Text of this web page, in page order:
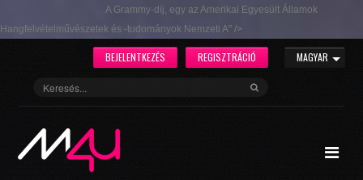
A Grammy-díj, egy az Amerikai Egyesült Államok
Hangfelvételművészetek és -tudományok Nemzeti A" />
MAGYAR
REGISZTRÁCIÓ
BEJELENTKEZÉS